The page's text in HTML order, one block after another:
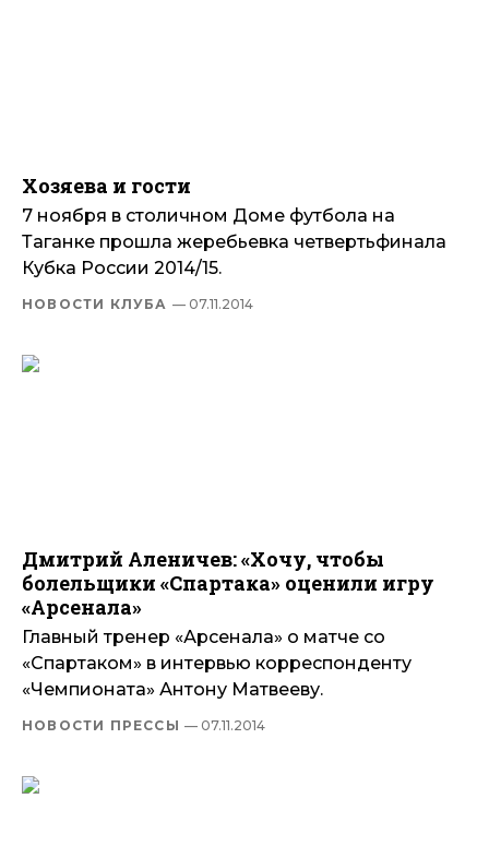
Хозяева и гости
7 ноября в столичном Доме футбола на
Таганке прошла жеребьевка четвертьфинала
Кубка России 2014/15.
НОВОСТИ КЛУБА — 07.11.2014
Дмитрий Аленичев: «Хочу, чтобы
болельщики «Спартака» оценили игру
«Арсенала»
Главный тренер «Арсенала» о матче со
«Спартаком» в интервью корреспонденту
«Чемпионата» Антону Матвееву.
НОВОСТИ ПРЕССЫ — 07.11.2014